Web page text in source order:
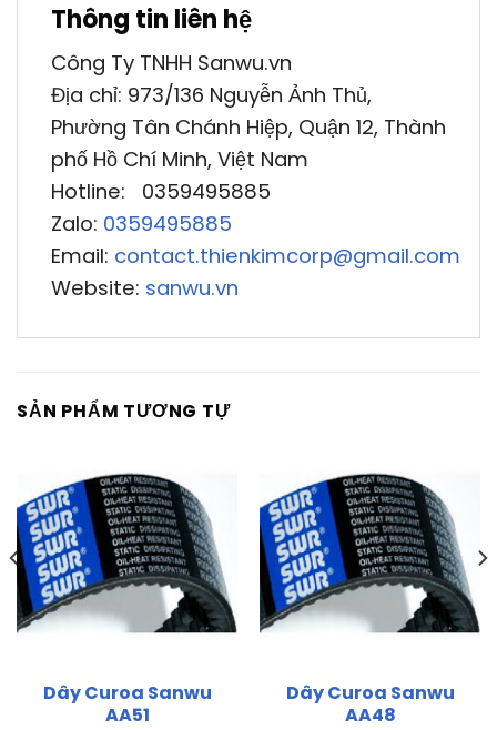
Thông tin liên hệ
Công Ty TNHH Sanwu.vn
Địa chỉ: 973/136 Nguyễn Ảnh Thủ,
Phường Tân Chánh Hiệp, Quận 12, Thành
phố Hồ Chí Minh, Việt Nam
Hotline: 0359495885
Zalo: 0359495885
Email: contact.thienkimcorp@gmail.com
Website: sanwu.vn
SẢN PHẨM TƯƠNG TỰ
Dây Curoa Sanwu
AA51
Dây Curoa Sanwu
AA48